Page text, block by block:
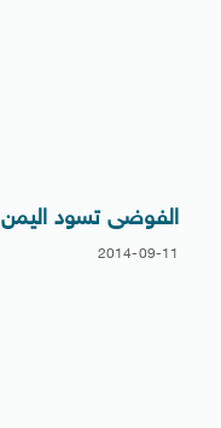
الفوضى تسود اليمن
2014-09-11